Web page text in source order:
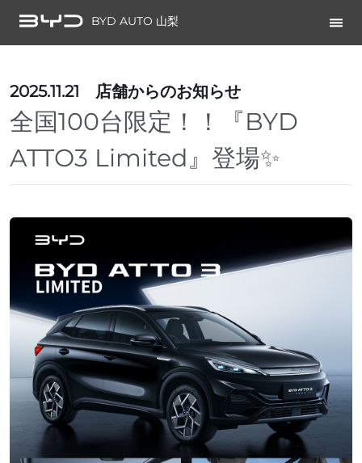
BYD AUTO 山梨
2025.11.21 店舗からのお知らせ
全国100台限定！！『BYD
ATTO3 Limited』登場✨